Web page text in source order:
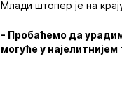
Млади штопер је на
- Пробаћемо да
могуће у